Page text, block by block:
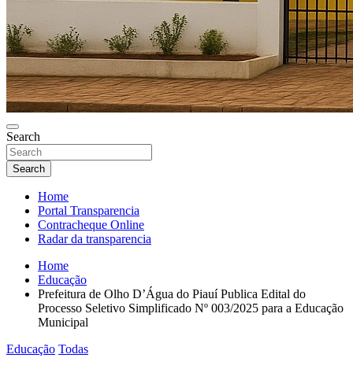
Search
Search
Home
Portal Transparencia
Contracheque Online
Radar da transparencia
Home
Educação
Prefeitura de Olho D’Água do Piauí Publica Edital do
Processo Seletivo Simplificado Nº 003/2025 para a Educação
Municipal
Educação Todas